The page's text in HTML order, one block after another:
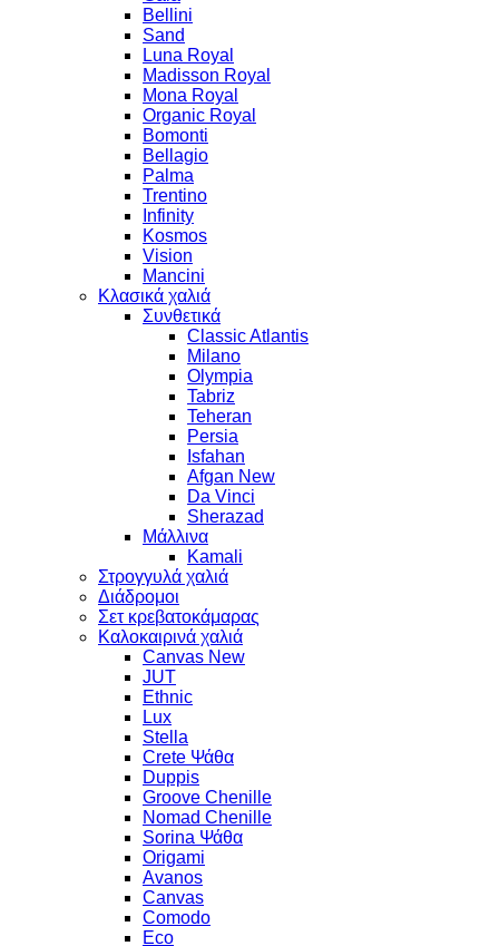
Bellini
Sand
Luna Royal
Madisson Royal
Mona Royal
Organic Royal
Bomonti
Bellagio
Palma
Trentino
Infinity
Kosmos
Vision
Mancini
Κλασικά χαλιά
Συνθετικά
Classic Atlantis
Milano
Olympia
Tabriz
Teheran
Persia
Isfahan
Afgan New
Da Vinci
Sherazad
Μάλλινα
Kamali
Στρογγυλά χαλιά
Διάδρομοι
Σετ κρεβατοκάμαρας
Καλοκαιρινά χαλιά
Canvas New
JUT
Ethnic
Lux
Stella
Crete Ψάθα
Duppis
Groove Chenille
Nomad Chenille
Sorina Ψάθα
Origami
Avanos
Canvas
Comodo
Eco